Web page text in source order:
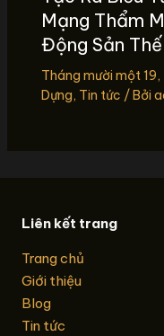
Mạng Thẩm
Động Sản
Tháng mười một
Dựng, Tin tức / Bởi
Liên kết trang
Trang chủ
Giới thiệu
Blog
Tin tức